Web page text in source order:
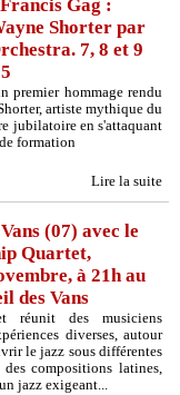
Gag :
Shorter par
7, 8 et 9
premier hommage rendu
artiste mythique du
jubilatoire en s'attaquant
formation
Lire la suite
(07) avec le
Quartet,
à 21h au
des Vans
réunit des musiciens
diverses, autour
le jazz sous différentes
des compositions latines,
jazz exigeant...